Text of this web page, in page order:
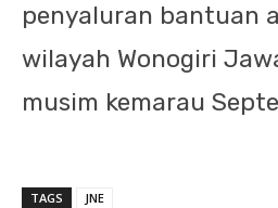
penyaluran bantuan
wilayah Wonogiri
musim kemarau
TAGS JNE